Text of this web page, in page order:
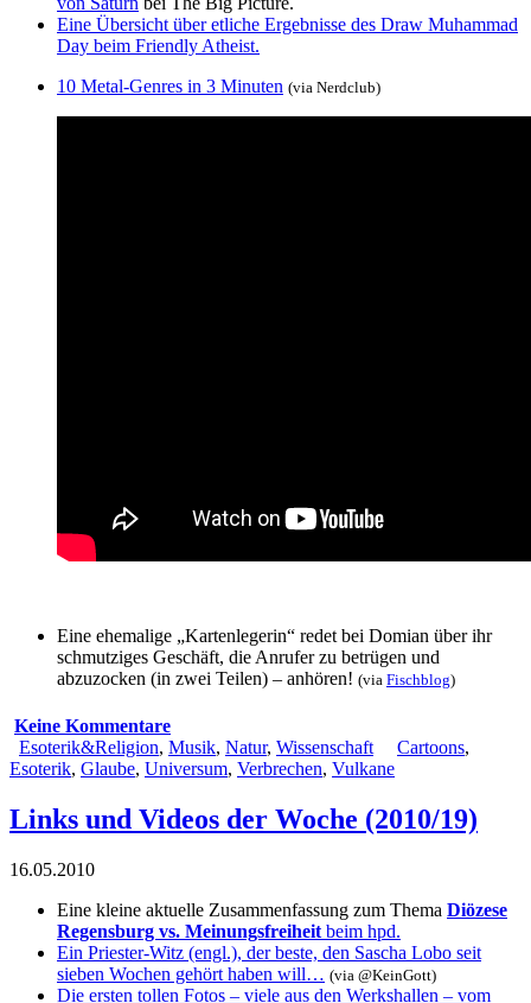
Eine Übersicht über etliche Ergebnisse des Draw Muhammad
Day beim Friendly Atheist.
10 Metal-Genres in 3 Minuten (via Nerdclub)
Eine ehemalige „Kartenlegerin“ redet bei Domian über ihr
schmutziges Geschäft, die Anrufer zu betrügen und
abzuzocken (in zwei Teilen) – anhören! (via Fischblog)
Keine Kommentare
Esoterik&Religion, Musik, Natur, Wissenschaft Cartoons,
Esoterik, Glaube, Universum, Verbrechen, Vulkane
Links und Videos der Woche (2010/19)
16.05.2010
Eine kleine aktuelle Zusammenfassung zum Thema Diözese
Regensburg vs. Meinungsfreiheit beim hpd.
Ein Priester-Witz (engl.), der beste, den Sascha Lobo seit
sieben Wochen gehört haben will… (via @KeinGott)
Die ersten tollen Fotos – viele aus den Werkshallen – vom